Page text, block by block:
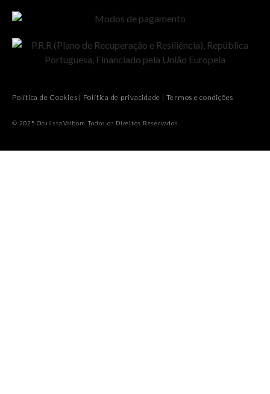
Política de Cookies | Política de privacidade | Termos e condições
© 2025 Oculista Valbom. Todos os Direitos Reservados.